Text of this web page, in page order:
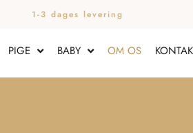
1-3 dages levering
PIGE BABY OM OS